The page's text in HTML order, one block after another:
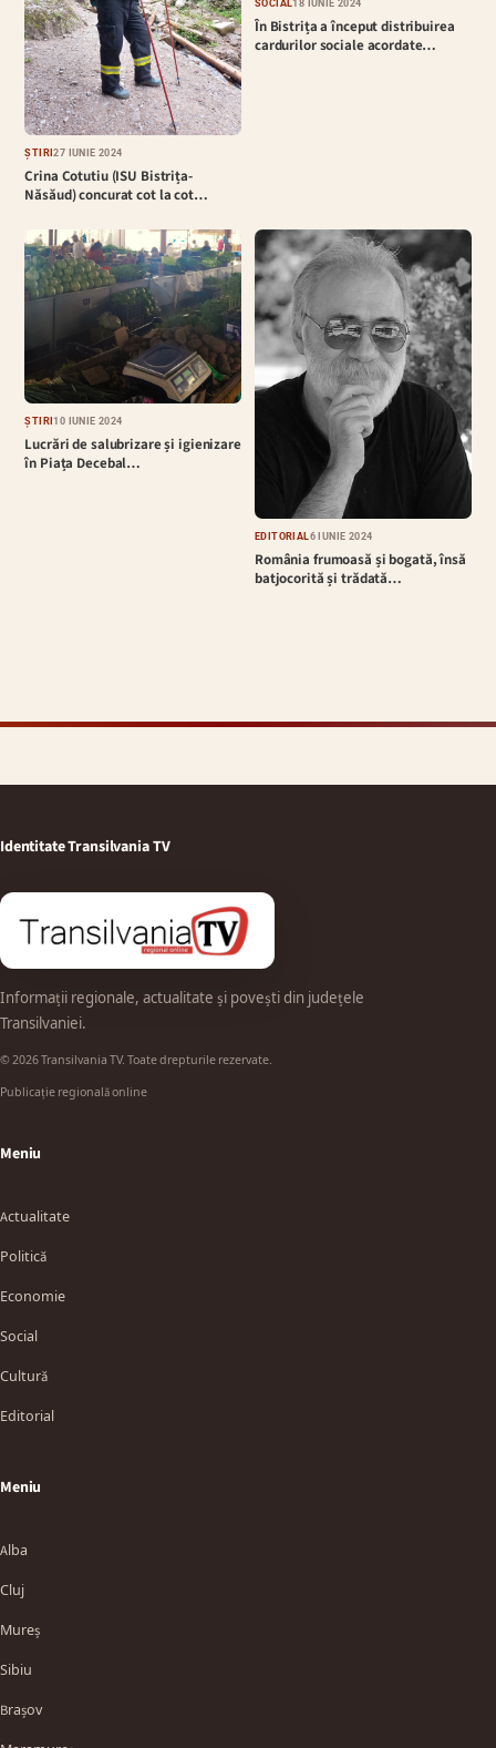
ȘTIRI27 IUNIE 2024
Crina Cotutiu (ISU Bistrița-
Năsăud) concurat cot la cot…
SOCIAL18 IUNIE 2024
În Bistrița a început distribuirea
cardurilor sociale acordate…
ȘTIRI10 IUNIE 2024
Lucrări de salubrizare și igienizare
în Piața Decebal…
EDITORIAL 6 IUNIE 2024
România frumoasă și bogată, însă
batjocorită și trădată…
Identitate Transilvania TV
Informații regionale, actualitate și povești din județele
Transilvaniei.
© 2026 Transilvania TV. Toate drepturile rezervate.
Publicație regională online
Meniu
Actualitate
Politică
Economie
Social
Cultură
Editorial
Meniu
Alba
Cluj
Mureș
Sibiu
Brașov